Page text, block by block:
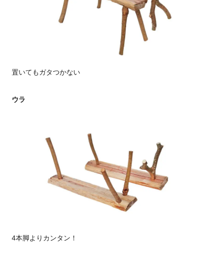
置いてもガタつかない
ウラ
4本脚よりカンタン！